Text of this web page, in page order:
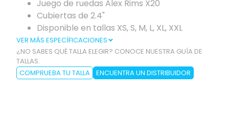
Juego de ruedas Alex Rims X20
Cubiertas de 2.4"
Disponible en tallas XS, S, M, L, XL, XXL
VER MÁS ESPECÍFICACIONES
¿NO SABES QUÉ TALLA ELEGIR? CONOCE NUESTRA GUÍA DE
TALLAS.
COMPRUEBA TU TALLA
ENCUENTRA UN DISTRIBUIDOR